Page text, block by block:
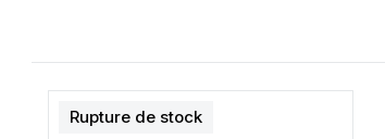
Rupture de stock